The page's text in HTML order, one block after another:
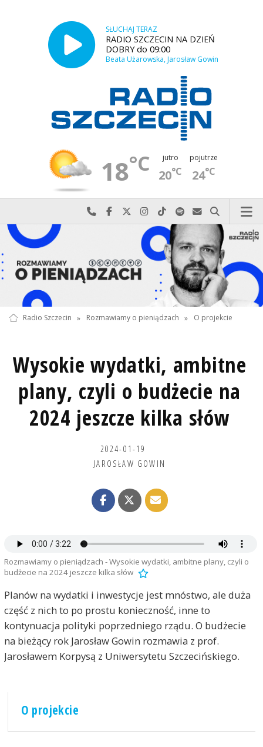
SŁUCHAJ TERAZ
RADIO SZCZECIN NA DZIEŃ
DOBRY do 09:00
Beata Użarowska, Jarosław Gowin
18°C jutro
20°C
pojutrze
24°C
Najlepiej po prostu do nas zadzwoń
Odwiedź nas na Facebook-u
Odwiedź nas na X
Odwiedź nas na Instagram-ie
Odwiedź nas na TikTok-u
Szukaj nas na Spotify
Wyślij do nas
Szukaj
Radio Szczecin » Rozmawiamy o pieniądzach » O projekcie
Wysokie wydatki, ambitne
plany, czyli o budżecie na
2024 jeszcze kilka słów
2024-01-19
JAROSŁAW GOWIN
Rozmawiamy o pieniądzach - Wysokie wydatki, ambitne plany, czyli o
budżecie na 2024 jeszcze kilka słów
Planów na wydatki i inwestycje jest mnóstwo, ale duża
część z nich to po prostu konieczność, inne to
kontynuacja polityki poprzedniego rządu. O budżecie
na bieżący rok Jarosław Gowin rozmawia z prof.
Jarosławem Korpysą z Uniwersytetu Szczecińskiego.
O projekcie